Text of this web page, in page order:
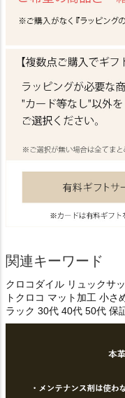
関連キーワード
クロコダイル リュックサ
トクロコ マット加工 小
ラック 30代 40代 50代 保